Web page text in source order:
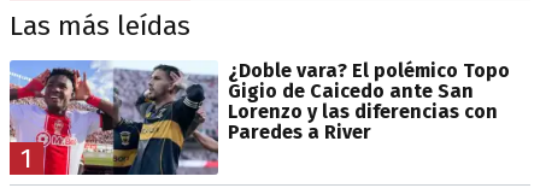
Las más leídas
1
¿Doble vara? El polémico Topo
Gigio de Caicedo ante San
Lorenzo y las diferencias con
Paredes a River